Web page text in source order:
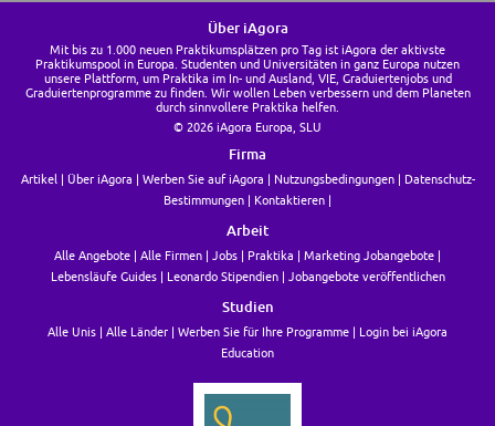
Über iAgora
Mit bis zu 1.000 neuen Praktikumsplätzen pro Tag ist iAgora der aktivste
Praktikumspool in Europa. Studenten und Universitäten in ganz Europa nutzen
unsere Plattform, um Praktika im In- und Ausland, VIE, Graduiertenjobs und
Graduiertenprogramme zu finden. Wir wollen Leben verbessern und dem Planeten
durch sinnvollere Praktika helfen.
© 2026 iAgora Europa, SLU
Firma
Artikel Über iAgora Werben Sie auf iAgora Nutzungsbedingungen
Datenschutz-
Bestimmungen
Kontaktieren
Arbeit
Alle Angebote Alle Firmen Jobs Praktika
Marketing Jobangebote
Lebensläufe Guides
Leonardo Stipendien Jobangebote veröffentlichen
Studien
Alle Unis Alle Länder Werben Sie für Ihre Programme
Login bei iAgora
Education